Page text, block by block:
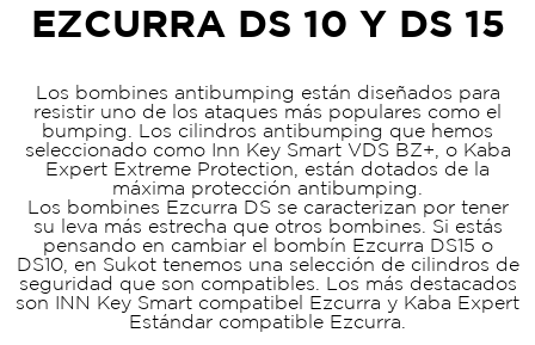
EZCURRA DS 10 Y DS 15
Los bombines antibumping están diseñados para
resistir uno de los ataques más populares como el
bumping. Los cilindros antibumping que hemos
seleccionado como Inn Key Smart VDS BZ+, o Kaba
Expert Extreme Protection, están dotados de la
máxima protección antibumping.
Los bombines Ezcurra DS se caracterizan por tener
su leva más estrecha que otros bombines. Si estás
pensando en cambiar el bombín Ezcurra DS15 o
DS10, en Sukot tenemos una selección de cilindros de
seguridad que son compatibles. Los más destacados
son INN Key Smart compatibel Ezcurra y Kaba Expert
Estándar compatible Ezcurra.